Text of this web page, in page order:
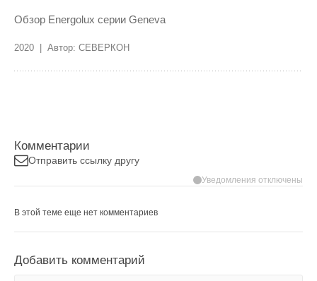
Обзор Energolux серии Geneva
2020 | Автор: СЕВЕРКОН
Комментарии
Отправить ссылку другу
Уведомления отключены
В этой теме еще нет комментариев
Добавить комментарий